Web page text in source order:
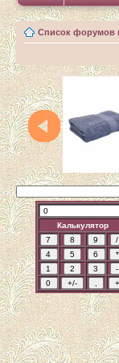
Список форумов
Калькулятор